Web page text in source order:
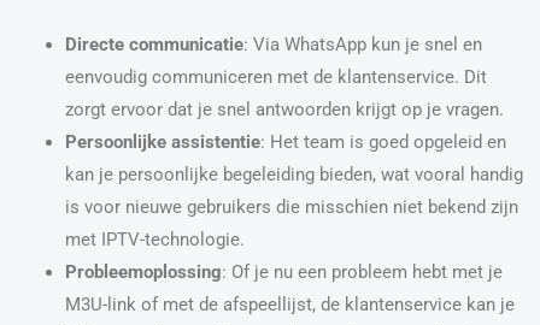
Directe communicatie: Via WhatsApp kun je snel en
eenvoudig communiceren met de klantenservice. Dit
zorgt ervoor dat je snel antwoorden krijgt op je vragen.
Persoonlijke assistentie: Het team is goed opgeleid en
kan je persoonlijke begeleiding bieden, wat vooral handig
is voor nieuwe gebruikers die misschien niet bekend zijn
met IPTV-technologie.
Probleemoplossing: Of je nu een probleem hebt met je
M3U-link of met de afspeellijst, de klantenservice kan je